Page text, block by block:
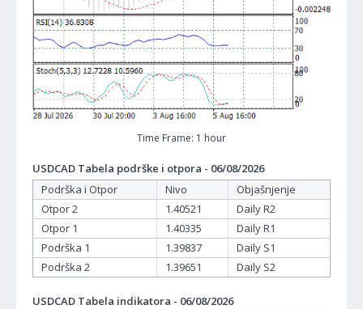
Time Frame: 1 hour
USDCAD Tabela podrške i otpora - 06/08/2026
Podrška i Otpor
Nivo
Objašnjenje
Otpor 2
1.40521
Daily R2
Otpor 1
1.40335
Daily R1
Podrška 1
1.39837
Daily S1
Podrška 2
1.39651 Daily S2
USDCAD Tabela indikatora - 06/08/2026